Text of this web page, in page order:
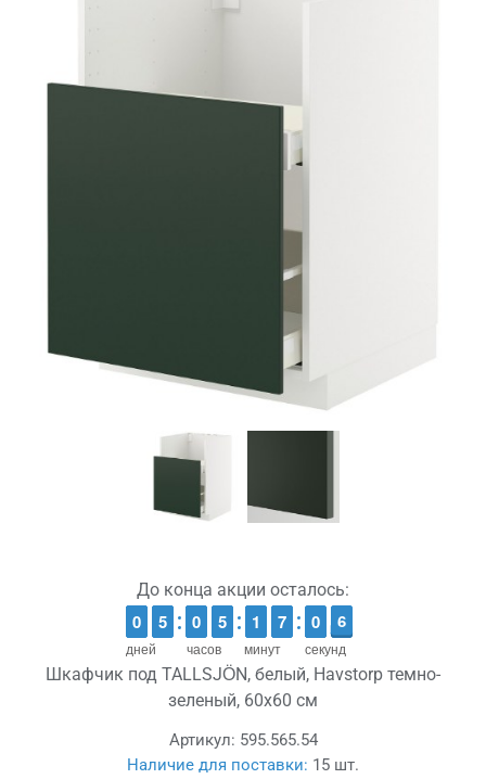
До конца акции осталось:
дней
9
9
0
0 4
4
5
5
часов
9
9
0
0 4
4
5
5
минут
1
1
1
1 6
6
7
7
секунд
1
0
0 6
5
Шкафчик под TALLSJÖN, белый, Havstorp темно-
зеленый, 60x60 см
Артикул: 595.565.54
Наличие для поставки: 15 шт.